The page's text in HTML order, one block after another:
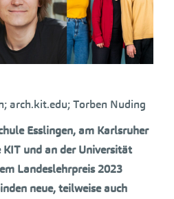
arch.kit.edu; Torben Nuding
Esslingen, am Karlsruher
und an der Universität
Landeslehrpreis 2023
neue, teilweise auch